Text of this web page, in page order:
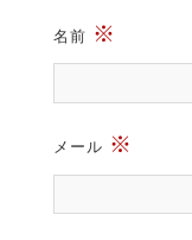
名前 ※
メール ※